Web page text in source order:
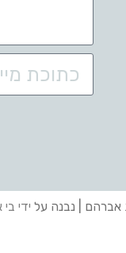
אברהם | נבנה על ידי